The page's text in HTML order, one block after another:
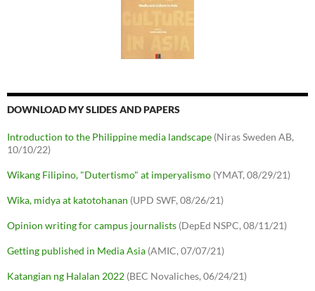
DOWNLOAD MY SLIDES AND PAPERS
Introduction to the Philippine media landscape (Niras Sweden AB,
10/10/22)
Wikang Filipino, "Dutertismo" at imperyalismo (YMAT, 08/29/21)
Wika, midya at katotohanan (UPD SWF, 08/26/21)
Opinion writing for campus journalists (DepEd NSPC, 08/11/21)
Getting published in Media Asia (AMIC, 07/07/21)
Katangian ng Halalan 2022 (BEC Novaliches, 06/24/21)